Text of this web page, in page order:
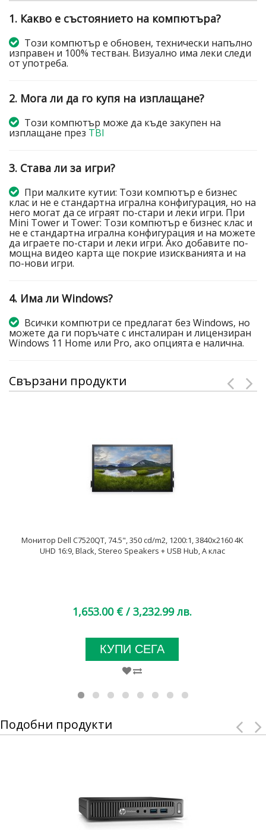
1. Какво е състоянието на компютъра?
Този компютър е обновен, технически напълно
изправен и 100% тестван. Визуално има леки следи
от употреба.
2. Мога ли да го купя на изплащане?
Този компютър може да къде закупен на
изплащане през TBI
3. Става ли за игри?
При малките кутии: Този компютър е бизнес
клас и не е стандартна игрална конфигурация, но на
него могат да се играят по-стари и леки игри. При
Mini Tower и Tower: Този компютър е бизнес клас и
не е стандартна игрална конфигурация и на можете
да играете по-стари и леки игри. Ако добавите по-
мощна видео карта ще покрие изискванията и на
по-нови игри.
4. Има ли Windows?
Всички компютри се предлагат без Windows, но
можете да ги поръчате с инсталиран и лицензиран
Windows 11 Home или Pro, ако опцията е налична.
Свързани продукти
Монитор Dell C7520QT, 74.5", 350 cd/m2, 1200:1, 3840x2160 4K
UHD 16:9, Black, Stereo Speakers + USB Hub, A клас
1,653.00 € / 3,232.99 лв.
КУПИ СЕГА
Подобни продукти